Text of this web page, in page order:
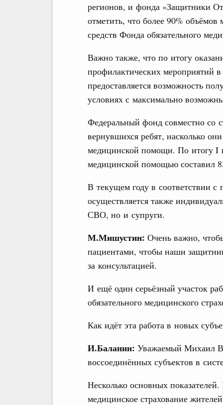
регионов, и фонда «Защитники
отметить, что более 90%
средств Фонда обязательного
Важно также, что по итогу
профилактических мероприятий
предоставляется возможность
условиях с максимально
Федеральный фонд совместно со
вернувшихся ребят, насколько
медицинской помощи. По итогу I
медицинской помощью составил
В текущем году в соответствии с
осуществляется также
СВО, но и супруги.
М.Мишустин: Очень важно,
пациентами, чтобы наши
за консультацией.
И ещё один серьёзный участок
обязательного медицинского
Как идёт эта работа в новых
И.Баланин: Уважаемый Михаил
воссоединённых субъектов в
Несколько основных
медицинское страхование